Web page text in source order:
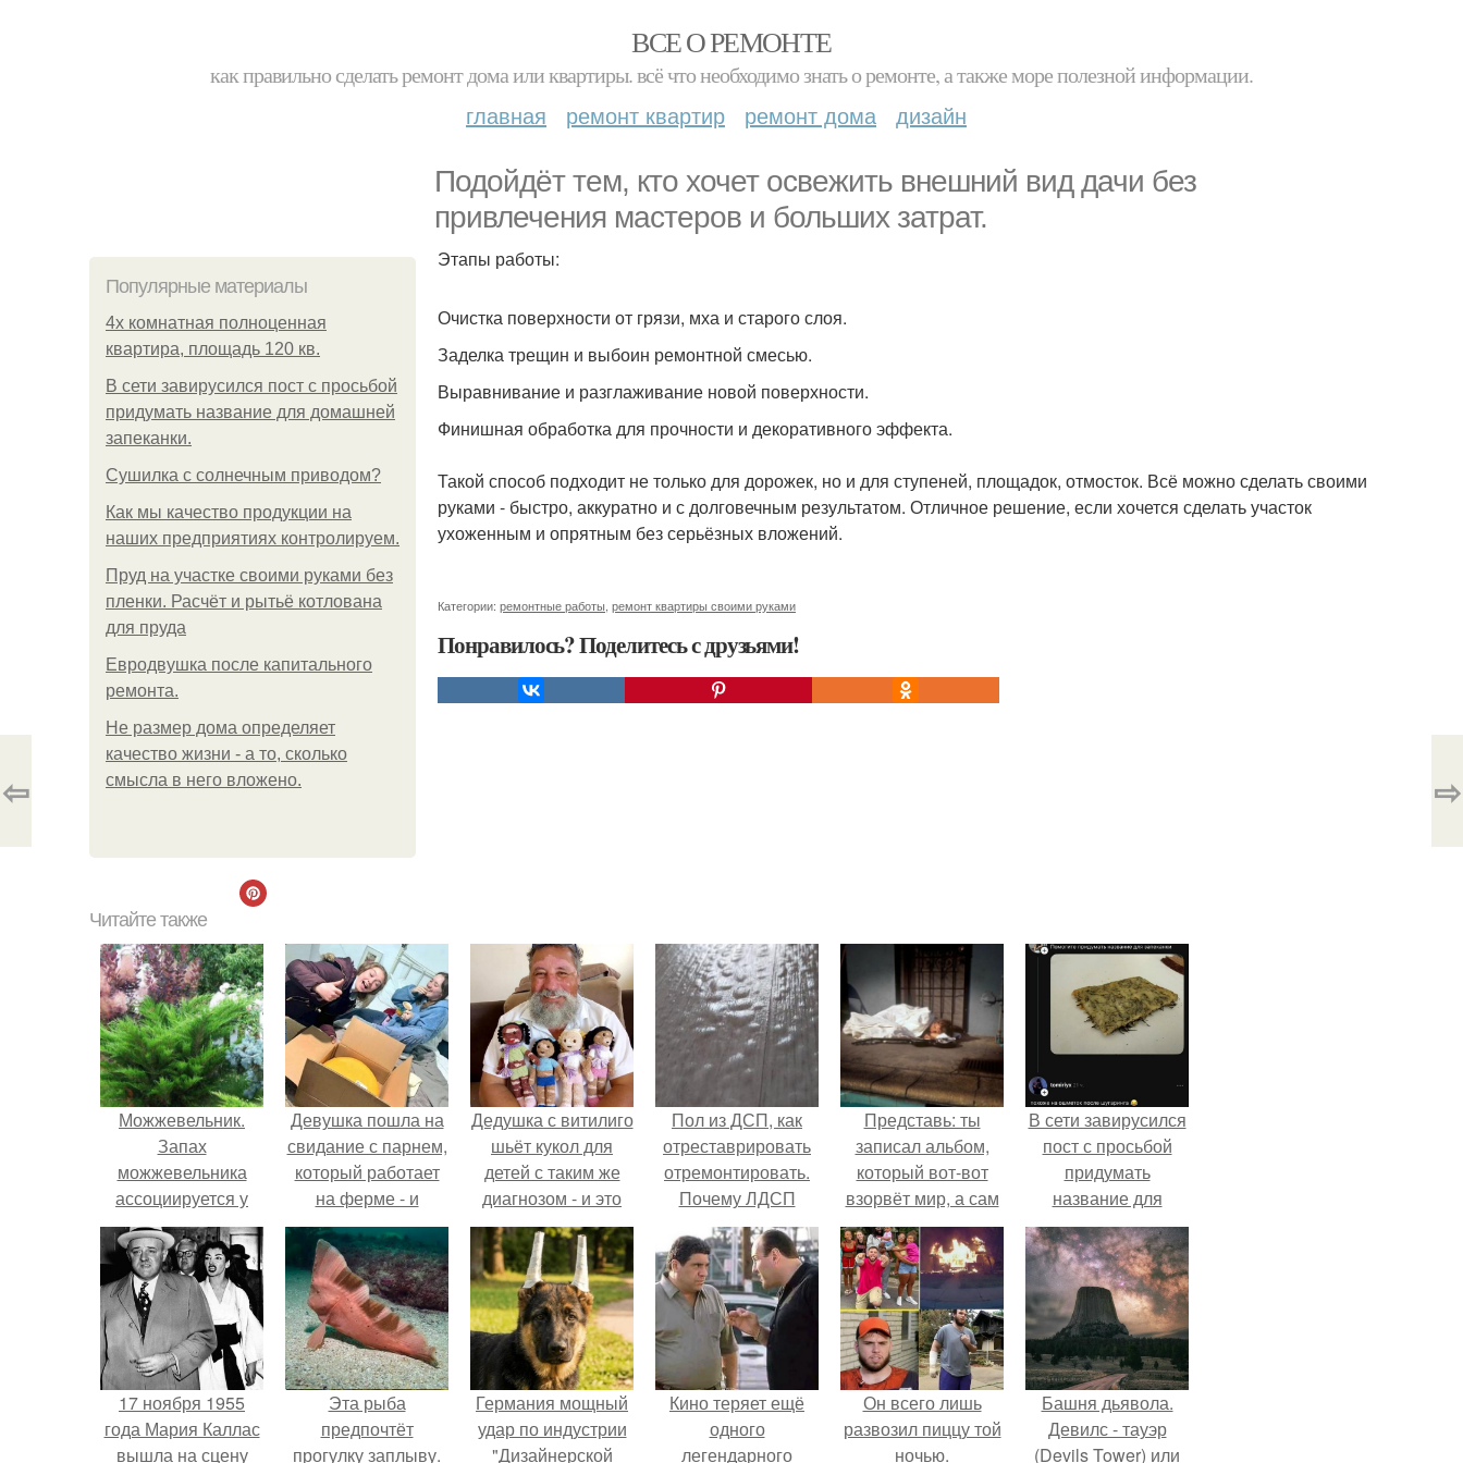
ВСЕ О РЕМОНТЕ
как правильно сделать ремонт дома или квартиры. всё что необходимо знать о ремонте, а также море полезной информации.
главная ремонт квартир ремонт дома дизайн
Подойдёт тем, кто хочет освежить внешний вид дачи без
привлечения мастеров и больших затрат.
Популярные материалы
4x комнатная полноценная
квартира, площадь 120 кв.
В сети завирусился пост с просьбой
придумать название для домашней
запеканки.
Сушилка с солнечным приводом?
Как мы качество продукции на
наших предприятиях контролируем.
Пруд на участке своими руками без
пленки. Расчёт и рытьё котлована
для пруда
Евродвушка после капитального
ремонта.
Не размер дома определяет
качество жизни - а то, сколько
смысла в него вложено.
Этапы работы:
Очистка поверхности от грязи, мха и старого слоя.
Заделка трещин и выбоин ремонтной смесью.
Выравнивание и разглаживание новой поверхности.
Финишная обработка для прочности и декоративного эффекта.
Такой способ подходит не только для дорожек, но и для ступеней, площадок, отмосток. Всё можно сделать своими
руками - быстро, аккуратно и с долговечным результатом. Отличное решение, если хочется сделать участок
ухоженным и опрятным без серьёзных вложений.
Категории: ремонтные работы ремонт квартиры своими руками
Понравилось? Поделитесь с друзьями!
⇦ ⇨
Читайте также
Можжевельник.
Запах
можжевельника
ассоциируется у
меня с хвойным
лесом.
Девушка пошла на
свидание с парнем,
который работает
на ферме - и
вернулась домой с
подарком, который
точно не влезет в
дамскую сумочку.
Дедушка с витилиго
шьёт кукол для
детей с таким же
диагнозом - и это
трогает до слёз.
Пол из ДСП, как
отреставрировать
отремонтировать.
Почему ЛДСП
вздувается от влаги
и как этого
избежать
Представь: ты
записал альбом,
который вот-вот
взорвёт мир, а сам
в этот момент
ночуешь в машине.
В сети завирусился
пост с просьбой
придумать
название для
домашней
запеканки.
17 ноября 1955
года Мария Каллас
вышла на сцену
Эта рыба
предпочтёт
прогулку заплыву.
Германия мощный
удар по индустрии
"Дизайнерской
Кино теряет ещё
одного
легендарного
Он всего лишь
развозил пиццу той
ночью.
Башня дьявола.
Девилс - тауэр
(Devils Tower) или